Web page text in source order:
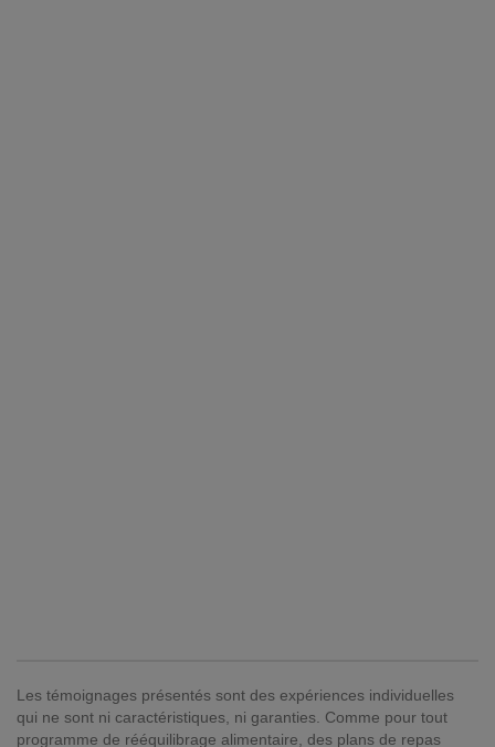
Les témoignages présentés sont des expériences individuelles
qui ne sont ni caractéristiques, ni garanties. Comme pour tout
programme de rééquilibrage alimentaire, des plans de repas